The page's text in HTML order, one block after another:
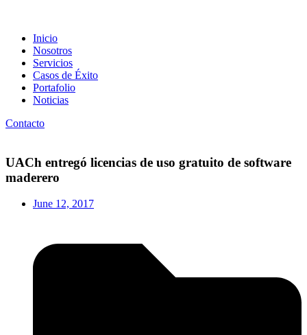
Inicio
Nosotros
Servicios
Casos de Éxito
Portafolio
Noticias
Contacto
UACh entregó licencias de uso gratuito de software
maderero
June 12, 2017